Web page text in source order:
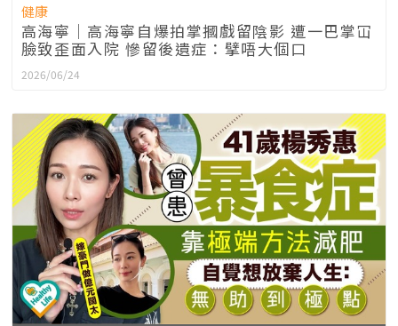
健康
高海寧｜高海寧自爆拍掌摑戲留陰影 遭一巴掌冚
臉致歪面入院 慘留後遺症：擘唔大個口
2026/06/24